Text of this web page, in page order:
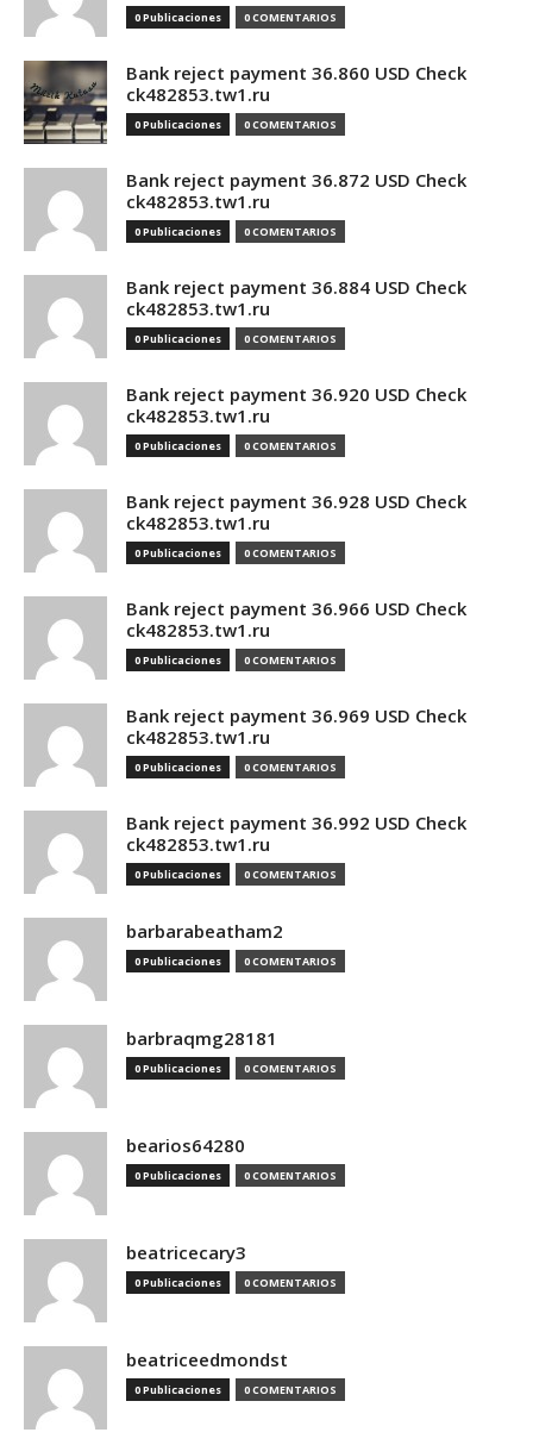
0 Publicaciones 0 COMENTARIOS
Bank reject payment 36.860 USD Check
ck482853.tw1.ru
0 Publicaciones 0 COMENTARIOS
Bank reject payment 36.872 USD Check
ck482853.tw1.ru
0 Publicaciones 0 COMENTARIOS
Bank reject payment 36.884 USD Check
ck482853.tw1.ru
0 Publicaciones 0 COMENTARIOS
Bank reject payment 36.920 USD Check
ck482853.tw1.ru
0 Publicaciones 0 COMENTARIOS
Bank reject payment 36.928 USD Check
ck482853.tw1.ru
0 Publicaciones 0 COMENTARIOS
Bank reject payment 36.966 USD Check
ck482853.tw1.ru
0 Publicaciones 0 COMENTARIOS
Bank reject payment 36.969 USD Check
ck482853.tw1.ru
0 Publicaciones 0 COMENTARIOS
Bank reject payment 36.992 USD Check
ck482853.tw1.ru
0 Publicaciones 0 COMENTARIOS
barbarabeatham2
0 Publicaciones 0 COMENTARIOS
barbraqmg28181
0 Publicaciones 0 COMENTARIOS
bearios64280
0 Publicaciones 0 COMENTARIOS
beatricecary3
0 Publicaciones 0 COMENTARIOS
beatriceedmondst
0 Publicaciones 0 COMENTARIOS